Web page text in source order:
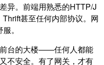
。前端用熟悉的HTTP/J
甚至任何内部协议。网
。
台的大楼——任何人都能
不安全。有了网关，才有